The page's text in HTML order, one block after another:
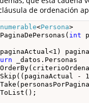
de ordenación
<Persona>
int
_datos.Personas
- 1) *